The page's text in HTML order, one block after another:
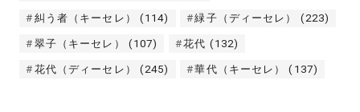
糾う者（キーセレ） (114) 緑子（ディーセレ） (223)
翠子（キーセレ） (107) 花代 (132)
花代（ディーセレ） (245) 華代（キーセレ） (137)